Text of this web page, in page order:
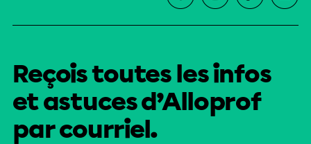
Reçois toutes les infos
et astuces d’Alloprof
par courriel.